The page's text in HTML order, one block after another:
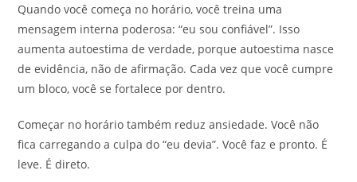
Quando você começa no horário, você treina uma
mensagem interna poderosa: “eu sou confiável”. Isso
aumenta autoestima de verdade, porque autoestima nasce
de evidência, não de afirmação. Cada vez que você cumpre
um bloco, você se fortalece por dentro.
Começar no horário também reduz ansiedade. Você não
fica carregando a culpa do “eu devia”. Você faz e pronto. É
leve. É direto.